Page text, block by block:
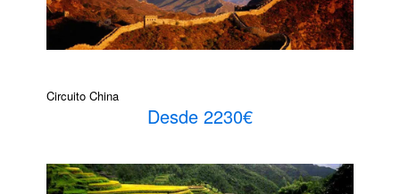
Circuito China
Desde 2230€